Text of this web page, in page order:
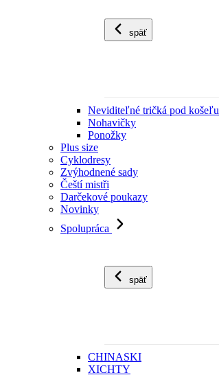
späť
Neviditeľné tričká pod košeľu
Nohavičky
Ponožky
Plus size
Cyklodresy
Zvýhodnené sady
Čeští mistři
Darčekové poukazy
Novinky
Spolupráca
späť
CHINASKI
XICHTY